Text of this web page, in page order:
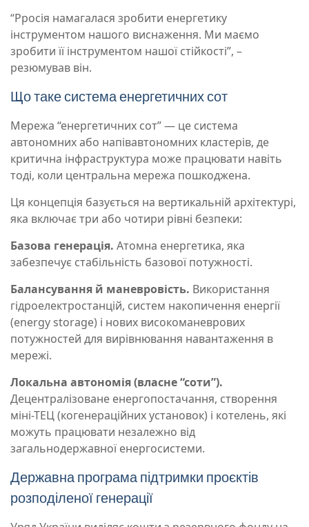
“Рросія намагалася зробити енергетику
інструментом нашого виснаження. Ми маємо
зробити її інструментом нашої стійкості”, –
резюмував він.
Що таке система енергетичних сот
Мережа “енергетичних сот” — це система
автономних або напівавтономних кластерів, де
критична інфраструктура може працювати навіть
тоді, коли центральна мережа пошкоджена.
Ця концепція базується на вертикальній архітектурі,
яка включає три або чотири рівні безпеки:
Базова генерація. Атомна енергетика, яка
забезпечує стабільність базової потужності.
Балансування й маневровість. Використання
гідроелектростанцій, систем накопичення енергії
(energy storage) і нових високоманеврових
потужностей для вирівнювання навантаження в
мережі.
Локальна автономія (власне “соти”).
Децентралізоване енергопостачання, створення
міні-ТЕЦ (когенераційних установок) і котелень, які
можуть працювати незалежно від
загальнодержавної енергосистеми.
Державна програма підтримки проєктів
розподіленої генерації